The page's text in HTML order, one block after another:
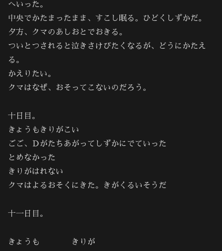
へいった。
中央でかたまったまま、すこし眠る。ひどくしずかだ。
夕方、クマのあしおとでおきる。
ついとつされると泣きさけびたくなるが、どうにかたえ
る。
かえりたい。
クマはなぜ、おそってこないのだろう。
十日目。
きょうもきりがこい
ごご、Ｄがたちあがってしずかにでていった
とめなかった
きりがはれない
クマはよるおそくにきた。きがくるいそうだ
十一日目。
きょうも きりが